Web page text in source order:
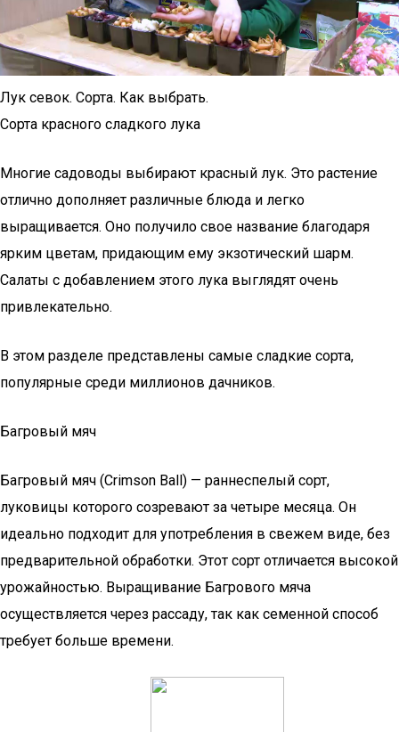
Лук севок. Сорта. Как выбрать.
Сорта красного сладкого лука
Многие садоводы выбирают красный лук. Это растение
отлично дополняет различные блюда и легко
выращивается. Оно получило свое название благодаря
ярким цветам, придающим ему экзотический шарм.
Салаты с добавлением этого лука выглядят очень
привлекательно.
В этом разделе представлены самые сладкие сорта,
популярные среди миллионов дачников.
Багровый мяч
Багровый мяч (Crimson Ball) — раннеспелый сорт,
луковицы которого созревают за четыре месяца. Он
идеально подходит для употребления в свежем виде, без
предварительной обработки. Этот сорт отличается высокой
урожайностью. Выращивание Багрового мяча
осуществляется через рассаду, так как семенной способ
требует больше времени.